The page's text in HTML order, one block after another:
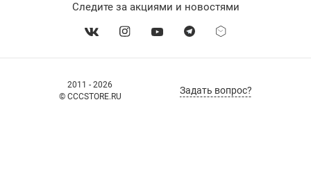
2011 - 2026
© CCCSTORE.RU
Задать вопрос?
Следите за акциями и новостями